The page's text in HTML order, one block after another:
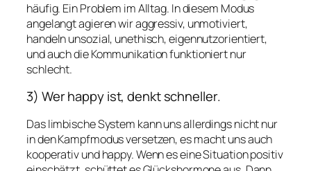
häufig. Ein Problem im Alltag. In diesem Modus
angelangt agieren wir aggressiv, unmotiviert,
handeln unsozial, unethisch, eigennutzorientiert,
und auch die Kommunikation funktioniert nur
schlecht.
3) Wer happy ist, denkt schneller.
Das limbische System kann uns allerdings nicht nur
in den Kampfmodus versetzen, es macht uns auch
kooperativ und happy. Wenn es eine Situation positiv